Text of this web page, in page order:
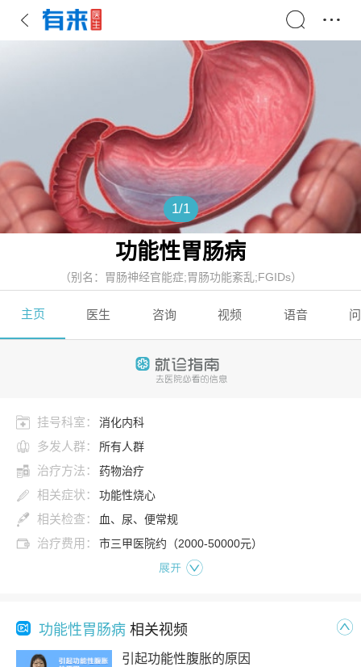
1/1
功能性胃肠病
（别名：胃肠神经官能症;胃肠功能紊乱;FGIDs）
主页 医生 咨询 视频 语音
挂号科室： 消化内科
多发人群： 所有人群
治疗方法： 药物治疗
相关症状： 功能性烧心
相关检查： 血、尿、便常规
治疗费用： 市三甲医院约（2000-50000元）
功能性胃肠病 相关视频
引起功能性腹胀的原因